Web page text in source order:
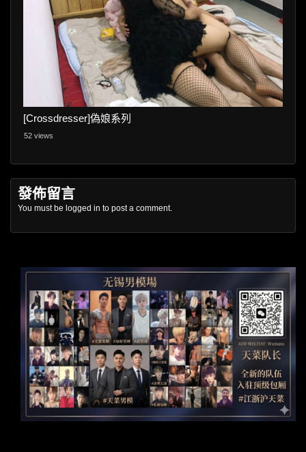
[Crossdresser]偽娘系列
52 views
發佈留言
You must be logged in to post a comment.